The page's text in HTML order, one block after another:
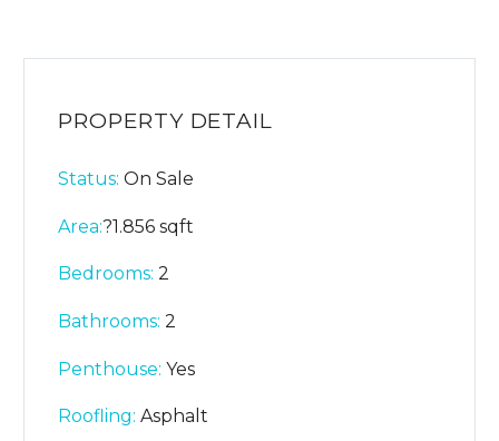
PROPERTY DETAIL
Status: On Sale
Area:?1.856 sqft
Bedrooms: 2
Bathrooms: 2
Penthouse: Yes
Roofling: Asphalt